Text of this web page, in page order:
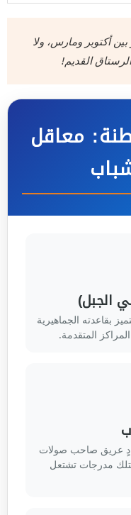
أكتوبر ومارس، ولا
القديم!
معاقل
الجبل)
بقاعدته الجماهيرية
المتقدمة.
نادٍ عريق صاحب صولات
مدرجات تشتعل